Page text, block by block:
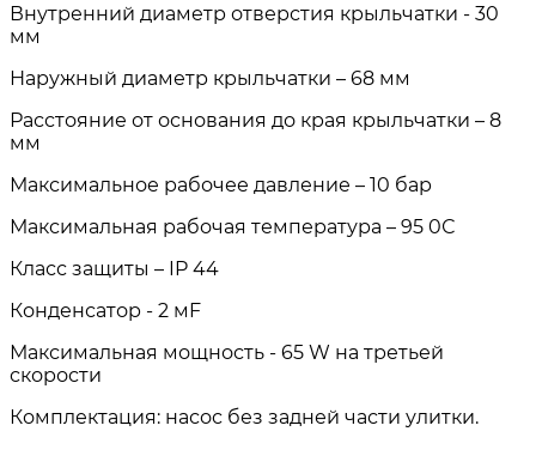
Внутренний диаметр отверстия крыльчатки - 30
мм
Наружный диаметр крыльчатки – 68 мм
Расстояние от основания до края крыльчатки – 8
мм
Максимальное рабочее давление – 10 бар
Максимальная рабочая температура – 95 0С
Класс защиты – IP 44
Конденсатор - 2 мF
Максимальная мощность - 65 W на третьей
скорости
Комплектация: насос без задней части улитки.